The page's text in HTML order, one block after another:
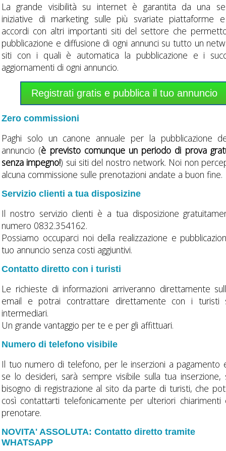
La grande visibilità su internet è garantita da una
iniziative di marketing sulle più svariate piattaforme
accordi con altri importanti siti del settore che
pubblicazione e diffusione di ogni annunci su tutto un
siti con i quali è automatica la pubblicazione e i
aggiornamenti di ogni annuncio.
Registrati gratis e pubblica il tuo annuncio
Zero commissioni
Paghi solo un canone annuale per la pubblicazione
annuncio (è previsto comunque un periodo di prova
senza impegno!) sui siti del nostro network. Noi non
alcuna commissione sulle prenotazioni andate a buon fine.
Servizio clienti a tua disposizine
Il nostro servizio clienti è a tua disposizione
numero 0832.354162.
Possiamo occuparci noi della realizzazione e
tuo annuncio senza costi aggiuntivi.
Contatto diretto con i turisti
Le richieste di informazioni arriveranno direttamente
email e potrai contrattare direttamente con i turisti
intermediari.
Un grande vantaggio per te e per gli affittuari.
Numero di telefono visibile
Il tuo numero di telefono, per le inserzioni a pagamento
se lo desideri, sarà sempre visibile sulla tua inserzione,
bisogno di registrazione al sito da parte di turisti, che
così contattarti telefonicamente per ulteriori
prenotare.
NOVITA' ASSOLUTA: Contatto diretto tramite
WHATSAPP